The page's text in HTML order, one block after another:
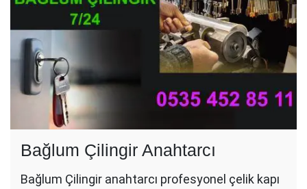
Bağlum Çilingir Anahtarcı
Bağlum Çilingir anahtarcı profesyonel çelik kapı